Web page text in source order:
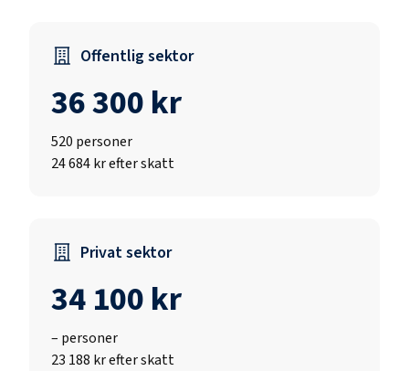
Offentlig sektor
36 300 kr
520 personer
24 684 kr efter skatt
Privat sektor
34 100 kr
– personer
23 188 kr efter skatt